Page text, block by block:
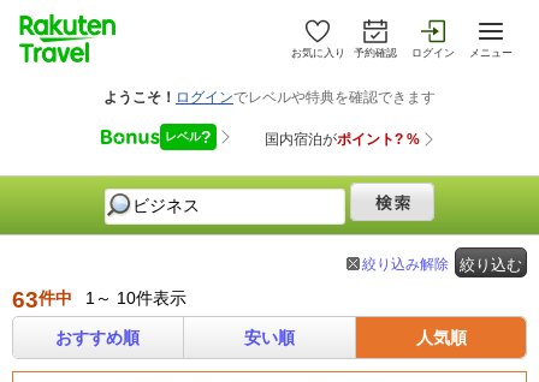
お気に入り 予約確認 ログイン メニュー
絞り込む
絞り込み解除
63件中 1～ 10件表示
おすすめ順 安い順 人気順